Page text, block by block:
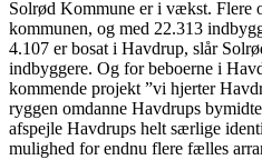
Solrød Kommune er i vækst. Flere
kommunen, og med 22.313
4.107 er bosat i Havdrup, slår
indbyggere. Og for beboerne i
kommende projekt ”vi hjerter
ryggen omdanne Havdrups
afspejle Havdrups helt særlige
mulighed for endnu flere fælles